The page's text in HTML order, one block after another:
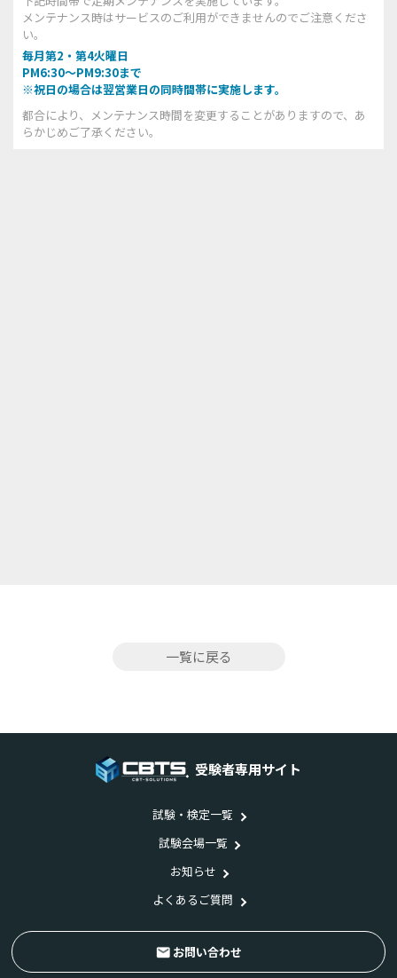
メンテナンス時はサービスのご利用ができませんのでご注意くださ
い。
毎月第2・第4火曜日
PM6:30～PM9:30まで
※祝日の場合は翌営業日の同時間帯に実施します。
都合により、メンテナンス時間を変更することがありますので、あ
らかじめご了承ください。
一覧に戻る
受験者専用サイト
試験・検定一覧
試験会場一覧
お知らせ
よくあるご質問
お問い合わせ